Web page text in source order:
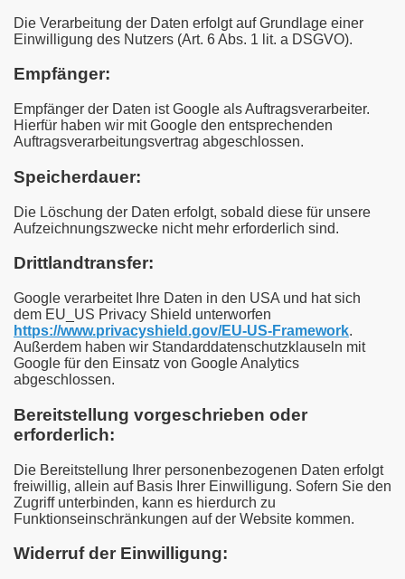
Die Verarbeitung der Daten erfolgt auf Grundlage einer
Einwilligung des Nutzers (Art. 6 Abs. 1 lit. a DSGVO).
Empfänger:
Empfänger der Daten ist Google als Auftragsverarbeiter.
Hierfür haben wir mit Google den entsprechenden
Auftragsverarbeitungsvertrag abgeschlossen.
Speicherdauer:
Die Löschung der Daten erfolgt, sobald diese für unsere
Aufzeichnungszwecke nicht mehr erforderlich sind.
Drittlandtransfer:
Google verarbeitet Ihre Daten in den USA und hat sich
dem EU_US Privacy Shield unterworfen
https://www.privacyshield.gov/EU-US-Framework.
Außerdem haben wir Standarddatenschutzklauseln mit
Google für den Einsatz von Google Analytics
abgeschlossen.
Bereitstellung vorgeschrieben oder
erforderlich:
Die Bereitstellung Ihrer personenbezogenen Daten erfolgt
freiwillig, allein auf Basis Ihrer Einwilligung. Sofern Sie den
Zugriff unterbinden, kann es hierdurch zu
Funktionseinschränkungen auf der Website kommen.
Widerruf der Einwilligung: